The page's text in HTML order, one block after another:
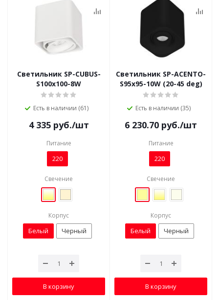
Светильник SP-CUBUS-
S100x100-8W
Есть в наличии (61)
4 335руб./шт
Питание
220
Свечение
Корпус
Белый Черный
В корзину
Светильник SP-ACENTO-
S95x95-10W (20-45 deg)
Есть в наличии (35)
6 230.70 руб./шт
Питание
220
Свечение
Корпус
Белый Черный
В корзину